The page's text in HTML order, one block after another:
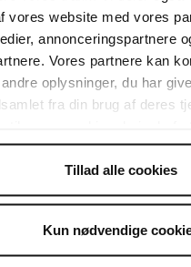
vores website med vores
annonceringspartnere
Vores partnere kan
oplysninger, du har
fra din brug af deres
hjemmeside.
Tillad alle cookies
Kun nødvendige
om donation og